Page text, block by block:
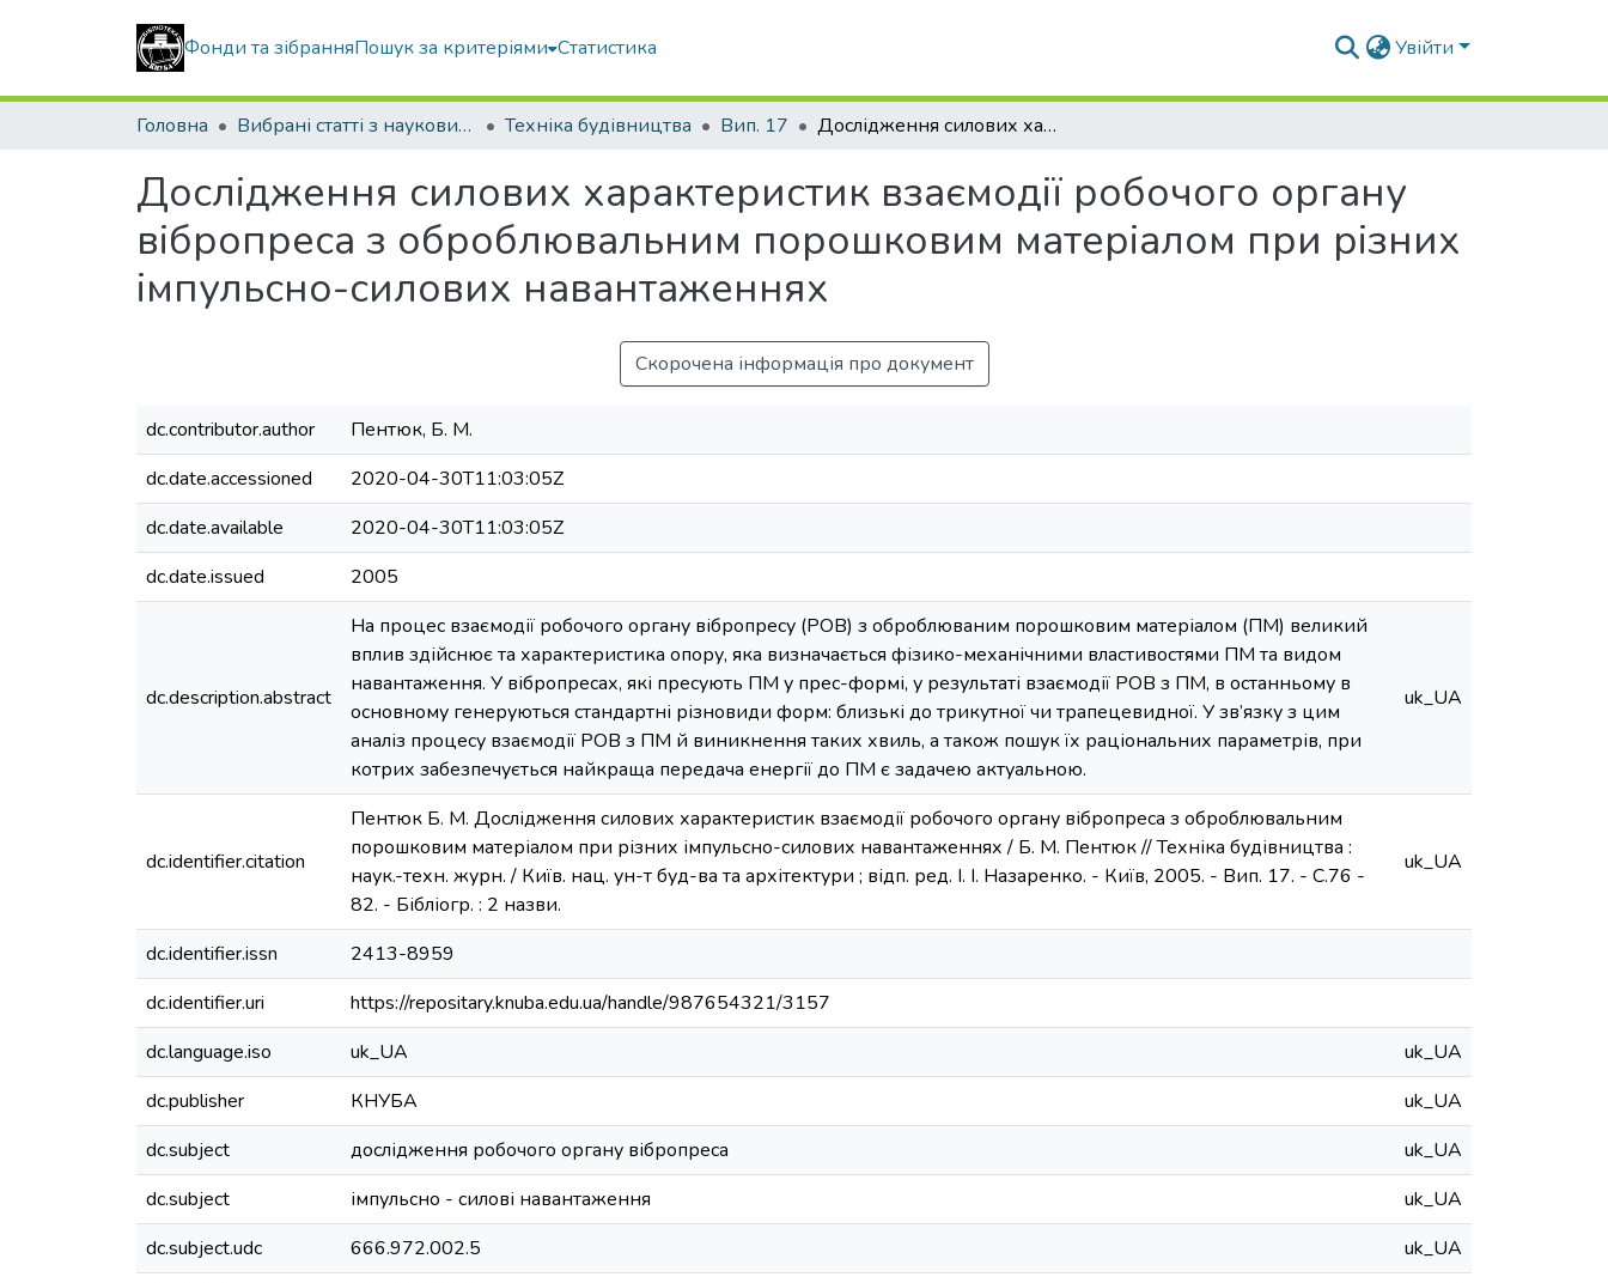
Фонди та зібранняПошук за критеріями Статистика Увійти
Головна Вибрані статті з наукових збірників КНУБА Техніка будівництва Вип. 17 Дослідження силових характеристик взаємодії робочого органу вібропреса з оброблювальним порошковим матеріалом при різних імпульсно-силових навантаженнях
Дослідження силових характеристик взаємодії робочого органу
вібропреса з оброблювальним порошковим матеріалом при різних
імпульсно-силових навантаженнях
Скорочена інформація про документ
dc.contributor.author
Пентюк, Б. М.
dc.date.accessioned
2020-04-30T11:03:05Z
dc.date.available
2020-04-30T11:03:05Z
dc.date.issued
2005
dc.description.abstract
На процес взаємодії робочого органу вібропресу (РОВ) з оброблюваним порошковим матеріалом (ПМ) великий
вплив здійснює та характеристика опору, яка визначається фізико-механічними властивостями ПМ та видом
навантаження. У вібропресах, які пресують ПМ у прес-формі, у результаті взаємодії РОВ з ПМ, в останньому в
основному генеруються стандартні різновиди форм: близькі до трикутної чи трапецевидної. У зв’язку з цим
аналіз процесу взаємодії РОВ з ПМ й виникнення таких хвиль, а також пошук їх раціональних параметрів, при
котрих забезпечується найкраща передача енергії до ПМ є задачею актуальною.
uk_UA
dc.identifier.citation
Пентюк Б. М. Дослідження силових характеристик взаємодії робочого органу вібропреса з оброблювальним
порошковим матеріалом при різних імпульсно-силових навантаженнях / Б. М. Пентюк // Техніка будівництва :
наук.-техн. журн. / Київ. нац. ун-т буд-ва та архітектури ; відп. ред. І. І. Назаренко. - Київ, 2005. - Вип. 17. - С.76 -
82. - Бібліогр. : 2 назви.
uk_UA
dc.identifier.issn
2413-8959
dc.identifier.uri
https://repositary.knuba.edu.ua/handle/987654321/3157
dc.language.iso
uk_UA
uk_UA
dc.publisher
КНУБА
uk_UA
dc.subject
дослідження робочого органу вібропреса
uk_UA
dc.subject
імпульсно - силові навантаження
uk_UA
dc.subject.udc
666.972.002.5
uk_UA